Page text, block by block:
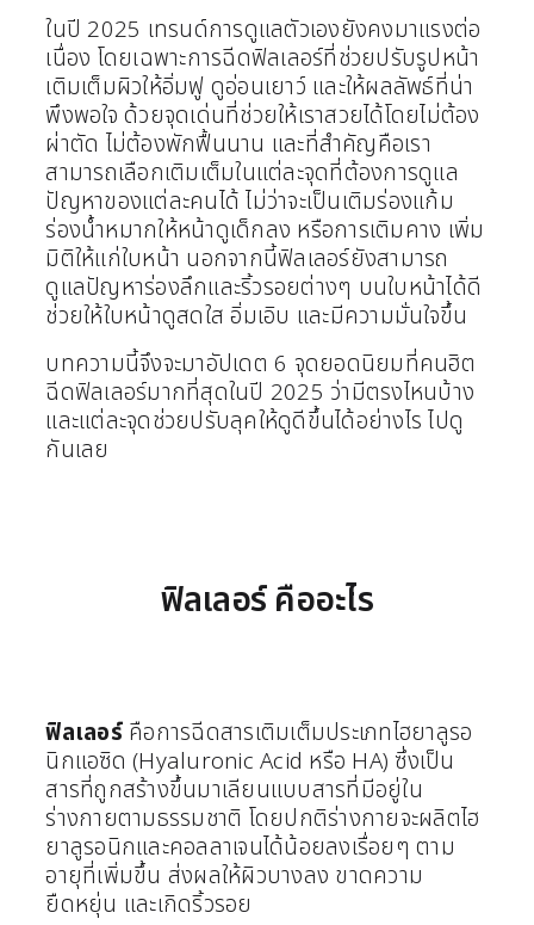
ในปี 2025 เทรนด์การดูแลตัวเองยังคงมาแรงต่อ
เนื่อง โดยเฉพาะการฉีดฟิลเลอร์ที่ช่วยปรับรูปหน้า
เติมเต็มผิวให้อิ่มฟู ดูอ่อนเยาว์ และให้ผลลัพธ์ที่น่า
พึงพอใจ ด้วยจุดเด่นที่ช่วยให้เราสวยได้โดยไม่ต้อง
ผ่าตัด ไม่ต้องพักฟื้นนาน และที่สำคัญคือเรา
สามารถเลือกเติมเต็มในแต่ละจุดที่ต้องการดูแล
ปัญหาของแต่ละคนได้ ไม่ว่าจะเป็นเติมร่องแก้ม
ร่องน้ำหมากให้หน้าดูเด็กลง หรือการเติมคาง เพิ่ม
มิติให้แก่ใบหน้า นอกจากนี้ฟิลเลอร์ยังสามารถ
ดูแลปัญหาร่องลึกและริ้วรอยต่างๆ บนใบหน้าได้ดี
ช่วยให้ใบหน้าดูสดใส อิ่มเอิบ และมีความมั่นใจขึ้น
บทความนี้จึงจะมาอัปเดต 6 จุดยอดนิยมที่คนฮิต
ฉีดฟิลเลอร์มากที่สุดในปี 2025 ว่ามีตรงไหนบ้าง
และแต่ละจุดช่วยปรับลุคให้ดูดีขึ้นได้อย่างไร ไปดู
กันเลย
ฟิลเลอร์ คืออะไร
ฟิลเลอร์คือการฉีดสารเติมเต็มประเภทไฮยาลูรอ
นิกแอซิด (Hyaluronic Acid หรือ HA) ซึ่งเป็น
สารที่ถูกสร้างขึ้นมาเลียนแบบสารที่มีอยู่ใน
ร่างกายตามธรรมชาติ โดยปกติร่างกายจะผลิตไฮ
ยาลูรอนิกและคอลลาเจนได้น้อยลงเรื่อยๆ ตาม
อายุที่เพิ่มขึ้น ส่งผลให้ผิวบางลง ขาดความ
ยืดหยุ่น และเกิดริ้วรอย